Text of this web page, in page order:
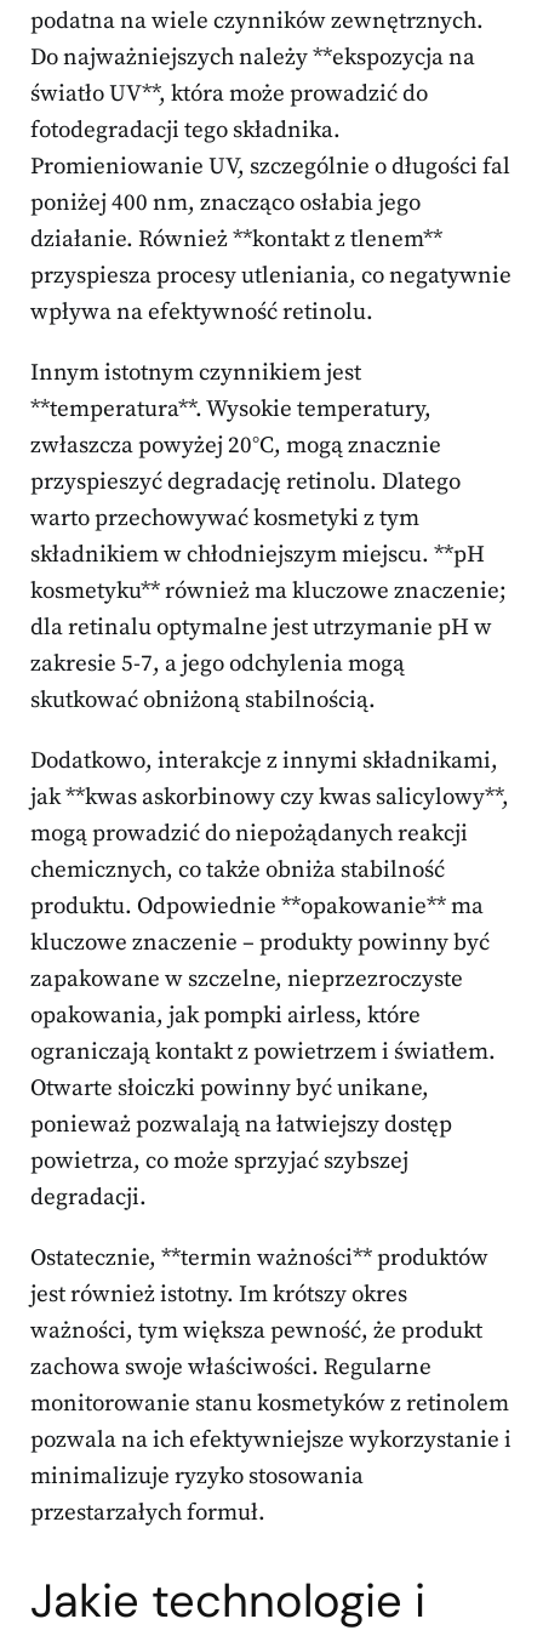
podatna na wiele czynników zewnętrznych.
Do najważniejszych należy **ekspozycja na
światło UV**, która może prowadzić do
fotodegradacji tego składnika.
Promieniowanie UV, szczególnie o długości fal
poniżej 400 nm, znacząco osłabia jego
działanie. Również **kontakt z tlenem**
przyspiesza procesy utleniania, co negatywnie
wpływa na efektywność retinolu.
Innym istotnym czynnikiem jest
**temperatura**. Wysokie temperatury,
zwłaszcza powyżej 20°C, mogą znacznie
przyspieszyć degradację retinolu. Dlatego
warto przechowywać kosmetyki z tym
składnikiem w chłodniejszym miejscu. **pH
kosmetyku** również ma kluczowe znaczenie;
dla retinalu optymalne jest utrzymanie pH w
zakresie 5-7, a jego odchylenia mogą
skutkować obniżoną stabilnością.
Dodatkowo, interakcje z innymi składnikami,
jak **kwas askorbinowy czy kwas salicylowy**,
mogą prowadzić do niepożądanych reakcji
chemicznych, co także obniża stabilność
produktu. Odpowiednie **opakowanie** ma
kluczowe znaczenie – produkty powinny być
zapakowane w szczelne, nieprzezroczyste
opakowania, jak pompki airless, które
ograniczają kontakt z powietrzem i światłem.
Otwarte słoiczki powinny być unikane,
ponieważ pozwalają na łatwiejszy dostęp
powietrza, co może sprzyjać szybszej
degradacji.
Ostatecznie, **termin ważności** produktów
jest również istotny. Im krótszy okres
ważności, tym większa pewność, że produkt
zachowa swoje właściwości. Regularne
monitorowanie stanu kosmetyków z retinolem
pozwala na ich efektywniejsze wykorzystanie i
minimalizuje ryzyko stosowania
przestarzałych formuł.
Jakie technologie i